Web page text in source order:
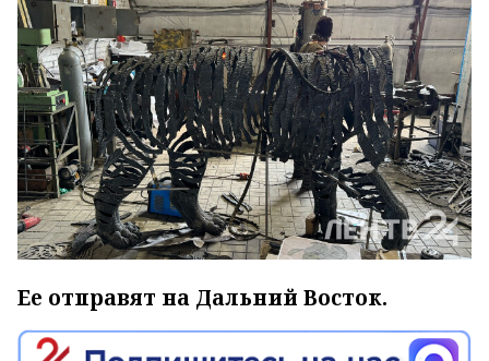
Ее отправят на Дальний Восток.